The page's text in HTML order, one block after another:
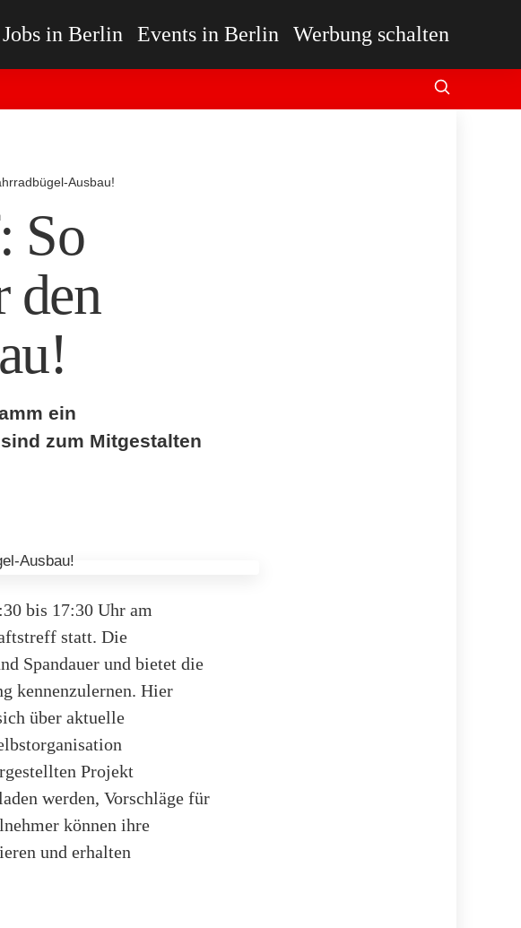
Jobs in Berlin Events in Berlin Werbung schalten
Ausbau!
So
den
ein
zum Mitgestalten
bis 17:30 Uhr am
statt. Die
Spandauer und bietet die
kennenzulernen. Hier
über aktuelle
Projekt
werden, Vorschläge für
können ihre
und erhalten